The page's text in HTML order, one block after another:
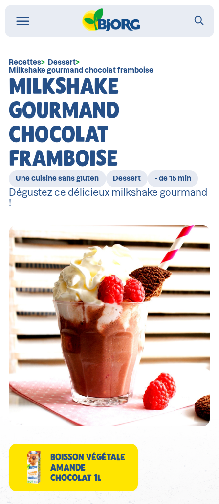
Recettes
Dessert
Milkshake gourmand chocolat framboise
MILKSHAKE
GOURMAND
CHOCOLAT
FRAMBOISE
Une cuisine sans gluten Dessert - de 15 min
Dégustez ce délicieux milkshake gourmand
!
BOISSON VÉGÉTALE
AMANDE
CHOCOLAT 1L